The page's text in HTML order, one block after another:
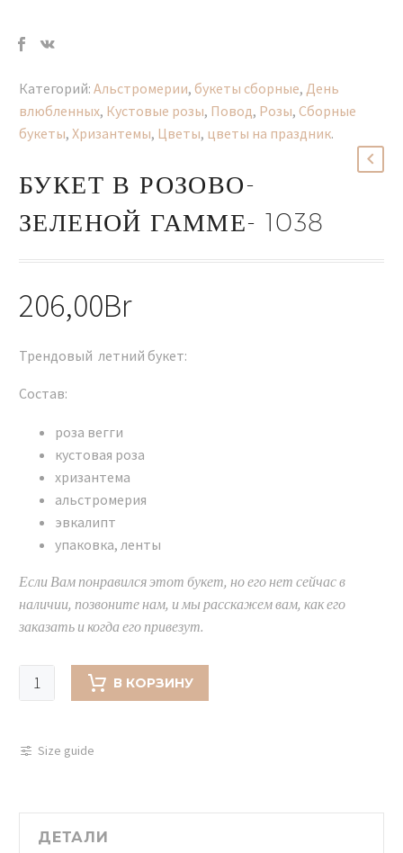
Категорий: Альстромерии, букеты сборные, День
влюбленных, Кустовые розы, Повод, Розы, Сборные
букеты, Хризантемы, Цветы, цветы на праздник.
БУКЕТ В РОЗОВО-
ЗЕЛЕНОЙ ГАММЕ- 1038
206,00Br
Трендовый летний букет:
Состав:
роза вегги
кустовая роза
хризантема
альстромерия
эвкалипт
упаковка, ленты
Если Вам понравился этот букет, но его нет сейчас в
наличии, позвоните нам, и мы расскажем вам, как его
заказать и когда его привезут.
Количество
товара
в
гамме-
1038
В КОРЗИНУ
Size guide
ДЕТАЛИ